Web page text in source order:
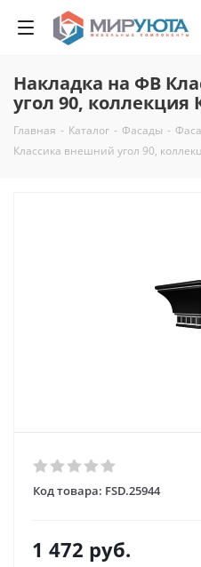
Накладка на ФВ
угол 90, коллекция
Главная - Каталог - Фасады -
Классика внешний угол 90,
Код товара: FSD.25944
1 472 руб.